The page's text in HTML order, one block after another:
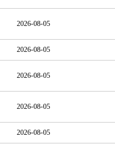
2026-08-05
2026-08-05
2026-08-05
2026-08-05
2026-08-05